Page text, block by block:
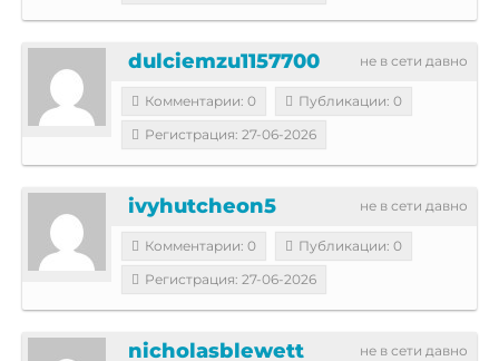
не в сети давно
dulciemzu1157700
Комментарии: 0
Публикации: 0
Регистрация: 27-06-2026
не в сети давно
ivyhutcheon5
Комментарии: 0
Публикации: 0
Регистрация: 27-06-2026
не в сети давно
nicholasblewett